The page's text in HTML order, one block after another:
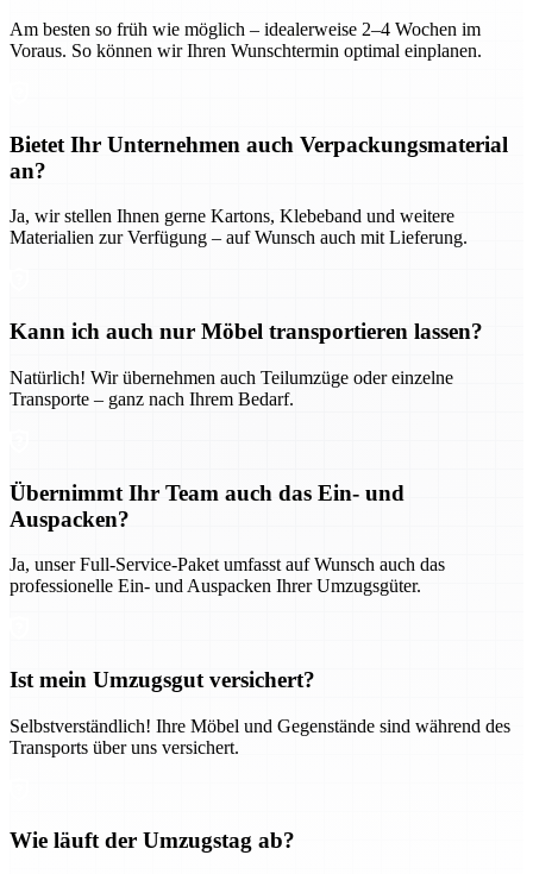
Am besten so früh wie möglich – idealerweise 2–4 Wochen im
Voraus. So können wir Ihren Wunschtermin optimal einplanen.
Bietet Ihr Unternehmen auch Verpackungsmaterial
an?
Ja, wir stellen Ihnen gerne Kartons, Klebeband und weitere
Materialien zur Verfügung – auf Wunsch auch mit Lieferung.
Kann ich auch nur Möbel transportieren lassen?
Natürlich! Wir übernehmen auch Teilumzüge oder einzelne
Transporte – ganz nach Ihrem Bedarf.
Übernimmt Ihr Team auch das Ein- und
Auspacken?
Ja, unser Full-Service-Paket umfasst auf Wunsch auch das
professionelle Ein- und Auspacken Ihrer Umzugsgüter.
Ist mein Umzugsgut versichert?
Selbstverständlich! Ihre Möbel und Gegenstände sind während des
Transports über uns versichert.
Wie läuft der Umzugstag ab?